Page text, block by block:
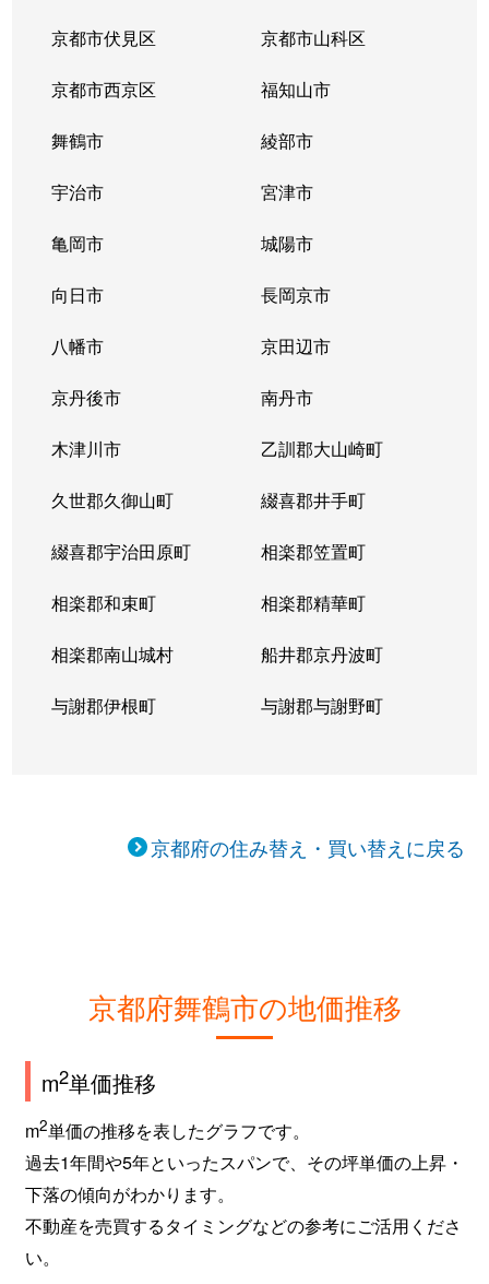
京都市伏見区 京都市山科区
京都市西京区 福知山市
舞鶴市 綾部市
宇治市 宮津市
亀岡市 城陽市
向日市 長岡京市
八幡市 京田辺市
京丹後市 南丹市
木津川市 乙訓郡大山崎町
久世郡久御山町 綴喜郡井手町
綴喜郡宇治田原町 相楽郡笠置町
相楽郡和束町 相楽郡精華町
相楽郡南山城村 船井郡京丹波町
与謝郡伊根町 与謝郡与謝野町
京都府の住み替え・買い替えに戻る
京都府舞鶴市の地価推移
m2単価推移
m2単価の推移を表したグラフです。
過去1年間や5年といったスパンで、その坪単価の上昇・
下落の傾向がわかります。
不動産を売買するタイミングなどの参考にご活用くださ
い。